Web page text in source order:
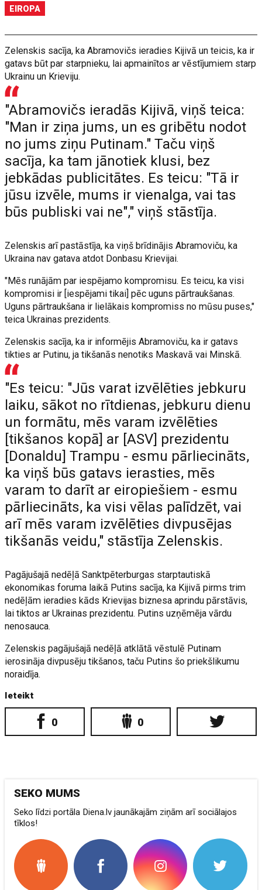
EIROPA
Zelenskis sacīja, ka Abramovičs ieradies Kijivā un teicis, ka ir
gatavs būt par starpnieku, lai apmainītos ar vēstījumiem starp
Ukrainu un Krieviju.
"Abramovičs ieradās Kijivā, viņš teica:
"Man ir ziņa jums, un es gribētu nodot
no jums ziņu Putinam." Taču viņš
sacīja, ka tam jānotiek klusi, bez
jebkādas publicitātes. Es teicu: "Tā ir
jūsu izvēle, mums ir vienalga, vai tas
būs publiski vai ne"," viņš stāstīja.
Zelenskis arī pastāstīja, ka viņš brīdinājis Abramoviču, ka
Ukraina nav gatava atdot Donbasu Krievijai.
"Mēs runājām par iespējamo kompromisu. Es teicu, ka visi
kompromisi ir [iespējami tikai] pēc uguns pārtraukšanas.
Uguns pārtraukšana ir lielākais kompromiss no mūsu puses,"
teica Ukrainas prezidents.
Zelenskis sacīja, ka ir informējis Abramoviču, ka ir gatavs
tikties ar Putinu, ja tikšanās nenotiks Maskavā vai Minskā.
"Es teicu: "Jūs varat izvēlēties jebkuru
laiku, sākot no rītdienas, jebkuru dienu
un formātu, mēs varam izvēlēties
[tikšanos kopā] ar [ASV] prezidentu
[Donaldu] Trampu - esmu pārliecināts,
ka viņš būs gatavs ierasties, mēs
varam to darīt ar eiropiešiem - esmu
pārliecināts, ka visi vēlas palīdzēt, vai
arī mēs varam izvēlēties divpusējas
tikšanās veidu," stāstīja Zelenskis.
Pagājušajā nedēļā Sanktpēterburgas starptautiskā
ekonomikas foruma laikā Putins sacīja, ka Kijivā pirms trim
nedēļām ieradies kāds Krievijas biznesa aprindu pārstāvis,
lai tiktos ar Ukrainas prezidentu. Putins uzņēmēja vārdu
nenosauca.
Zelenskis pagājušajā nedēļā atklātā vēstulē Putinam
ierosināja divpusēju tikšanos, taču Putins šo priekšlikumu
noraidīja.
Ieteikt
0 0
SEKO MUMS
Seko līdzi portāla Diena.lv jaunākajām ziņām arī sociālajos
tīklos!